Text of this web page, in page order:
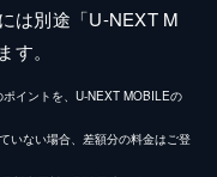
は別途「U-NEXT M
。
イントを、U-NEXT MOBILEの
いない場合、差額分の料金はご登